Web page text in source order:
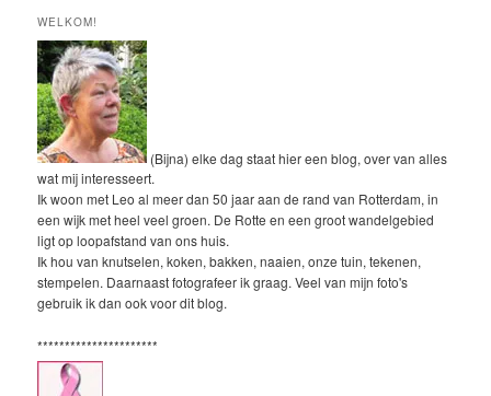
WELKOM!
(Bijna) elke dag staat hier een blog, over van alles
wat mij interesseert.
Ik woon met Leo al meer dan 50 jaar aan de rand van Rotterdam, in
een wijk met heel veel groen. De Rotte en een groot wandelgebied
ligt op loopafstand van ons huis.
Ik hou van knutselen, koken, bakken, naaien, onze tuin, tekenen,
stempelen. Daarnaast fotografeer ik graag. Veel van mijn foto's
gebruik ik dan ook voor dit blog.
**********************